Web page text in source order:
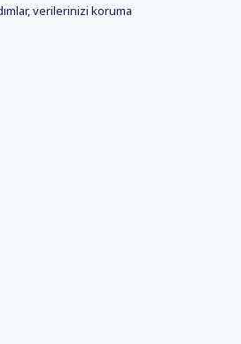
verilerinizi koruma